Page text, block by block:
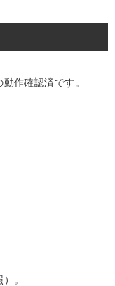
作確認済です。
。